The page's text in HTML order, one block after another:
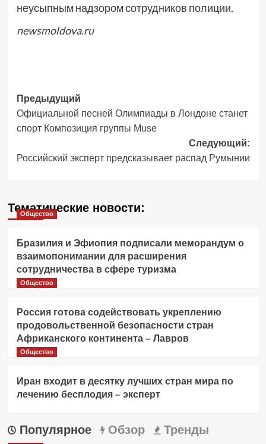
неусыпным надзором сотрудников полиции.
newsmoldova.ru
Навигация
записи
Предыдущий
Официальной песней Олимпиады в Лондоне станет
спорт Композиция группы Muse
Следующий:
Российский эксперт предсказывает распад Румынии
Тематические новости:
Общество
Бразилия и Эфиопия подписали меморандум о
взаимопонимании для расширения
сотрудничества в сфере туризма
Общество
Россия готова содействовать укреплению
продовольственной безопасности стран
Африканского континента – Лавров
Общество
Иран входит в десятку лучших стран мира по
лечению бесплодия – эксперт
Популярное Обзор Тренды